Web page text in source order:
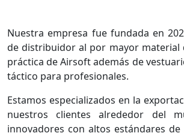
Nuestra empresa fue fundada en
de distribuidor al por mayor material
práctica de Airsoft además de
táctico para profesionales.
Estamos especializados en la
nuestros clientes alrededor del
innovadores con altos estándares